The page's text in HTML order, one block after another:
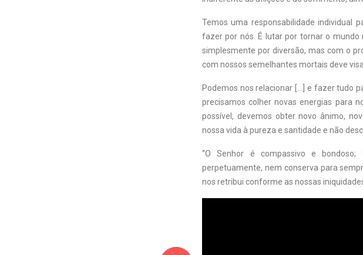
Temos uma responsabilidade individual
fazer por nós. É lutar por tornar o mundo
simplesmente por diversão, mas com o
com nossos semelhantes mortais deve
Podemos nos relacionar […] e fazer tudo
precisamos colher novas energias para
possível, devemos obter novo ânimo,
nossa vida à pureza e santidade e não
“O Senhor é compassivo e
perpetuamente, nem conserva para
nos retribui conforme as nossas